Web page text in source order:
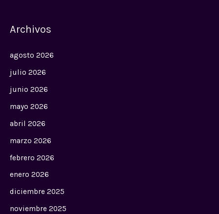
Archivos
agosto 2026
julio 2026
junio 2026
mayo 2026
abril 2026
marzo 2026
febrero 2026
enero 2026
diciembre 2025
noviembre 2025